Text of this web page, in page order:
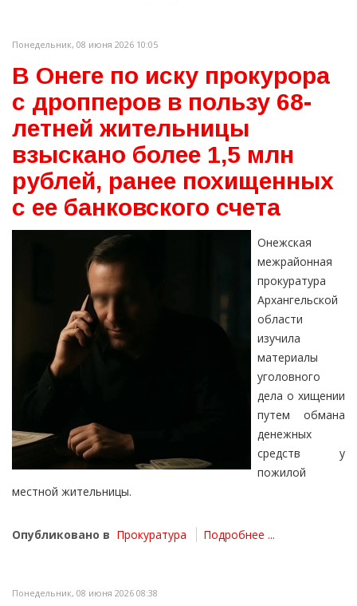
Понедельник, 08 июня 2026 10:05
В Онеге по иску прокурора
с дропперов в пользу 68-
летней жительницы
взыскано более 1,5 млн
рублей, ранее похищенных
с ее банковского счета
Онежская
межрайонная
прокуратура
Архангельской
области
изучила
материалы
уголовного
дела о хищении
путем обмана
денежных
средств у
пожилой
местной жительницы.
Опубликовано в Прокуратура Подробнее ...
Понедельник, 08 июня 2026 08:38